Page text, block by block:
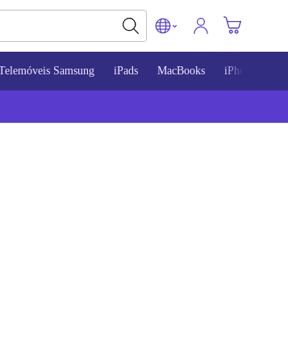
Samsung iPads MacBooks iPhone 13